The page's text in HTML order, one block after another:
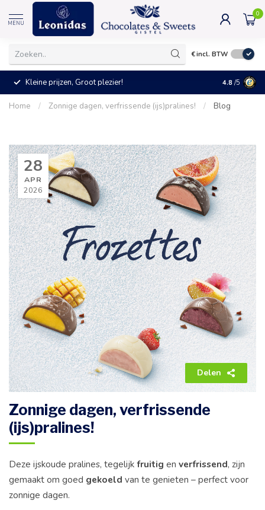
MENU
0
€incl. BTW
Kleine prijzen, Groot plezier! 4.8 /5
Home / Zonnige dagen, verfrissende (ijs)pralines! / Blog
28
APR
2026
Delen
Zonnige dagen, verfrissende
(ijs)pralines!
Deze ijskoude pralines, tegelijkfruitig en verfrissend, zijn
gemaakt om goed gekoeld van te genieten – perfect voor
zonnige dagen.